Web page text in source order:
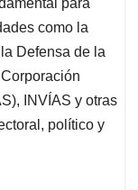
para
como la
Defensa de la
INVÍAS y otras
político y